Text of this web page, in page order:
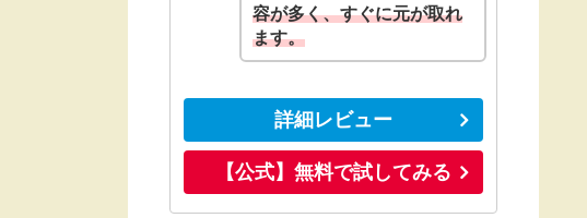
容が多く、すぐに元が取れ
ます。
詳細レビュー
【公式】無料で試してみる